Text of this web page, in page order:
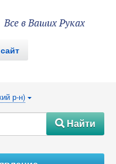
Все в Ваших Руках
р-н) {
#Найти